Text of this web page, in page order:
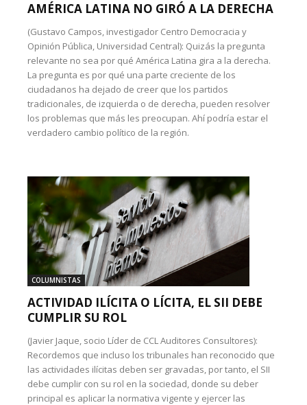
AMÉRICA LATINA NO GIRÓ A LA DERECHA
(Gustavo Campos, investigador Centro Democracia y
Opinión Pública, Universidad Central): Quizás la pregunta
relevante no sea por qué América Latina gira a la derecha.
La pregunta es por qué una parte creciente de los
ciudadanos ha dejado de creer que los partidos
tradicionales, de izquierda o de derecha, pueden resolver
los problemas que más les preocupan. Ahí podría estar el
verdadero cambio político de la región.
COLUMNISTAS
ACTIVIDAD ILÍCITA O LÍCITA, EL SII DEBE
CUMPLIR SU ROL
(Javier Jaque, socio Líder de CCL Auditores Consultores):
Recordemos que incluso los tribunales han reconocido que
las actividades ilícitas deben ser gravadas, por tanto, el SII
debe cumplir con su rol en la sociedad, donde su deber
principal es aplicar la normativa vigente y ejercer las